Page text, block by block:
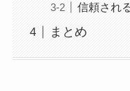
信頼され
まとめ